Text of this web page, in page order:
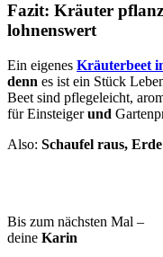
Fazit: Kräuter
lohnenswert
Ein eigenes Kräuterbeet
denn es ist ein Stück
Beet sind pflegeleicht,
für Einsteigerund
Also: Schaufel raus,
Bis zum nächsten Mal –
deine Karin